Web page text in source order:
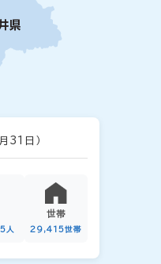
31日）
人
世帯
29,415世帯